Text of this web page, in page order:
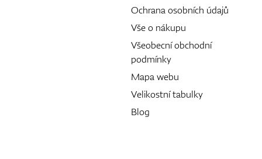
Ochrana osobních údajů
Vše o nákupu
Všeobecní obchodní
podmínky
Mapa webu
Velikostní tabulky
Blog